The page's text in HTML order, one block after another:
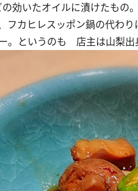
効いたオイルに漬けたもの
カヒレスッポン鍋の代わ
。というのも 店主は山梨出